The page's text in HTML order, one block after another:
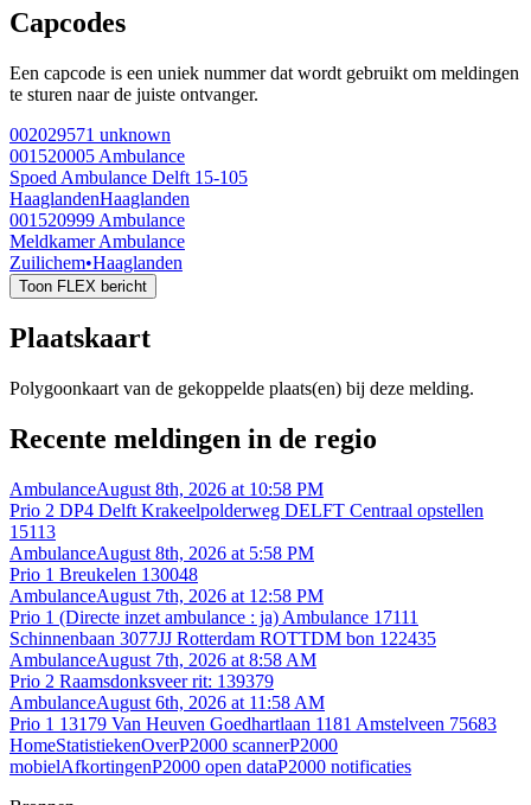
Capcodes
Een capcode is een uniek nummer dat wordt gebruikt om meldingen
te sturen naar de juiste ontvanger.
002029571 unknown
001520005 Ambulance
Spoed Ambulance Delft 15-105
HaaglandenHaaglanden
001520999 Ambulance
Meldkamer Ambulance
Zuilichem•Haaglanden
Toon FLEX bericht
Plaatskaart
Polygoonkaart van de gekoppelde plaats(en) bij deze melding.
Recente meldingen in de regio
AmbulanceAugust 8th, 2026 at 10:58 PM
Prio 2 DP4 Delft Krakeelpolderweg DELFT Centraal opstellen
15113
AmbulanceAugust 8th, 2026 at 5:58 PM
Prio 1 Breukelen 130048
AmbulanceAugust 7th, 2026 at 12:58 PM
Prio 1 (Directe inzet ambulance : ja) Ambulance 17111
Schinnenbaan 3077JJ Rotterdam ROTTDM bon 122435
AmbulanceAugust 7th, 2026 at 8:58 AM
Prio 2 Raamsdonksveer rit: 139379
AmbulanceAugust 6th, 2026 at 11:58 AM
Prio 1 13179 Van Heuven Goedhartlaan 1181 Amstelveen 75683
HomeStatistiekenOverP2000 scannerP2000
mobielAfkortingenP2000 open dataP2000 notificaties